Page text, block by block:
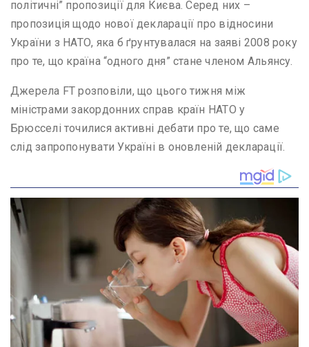
політичні” пропозиції для Києва. Серед них –
пропозиція щодо нової декларації про відносини
України з НАТО, яка б ґрунтувалася на заяві 2008 року
про те, що країна “одного дня” стане членом Альянсу.
Джерела FT розповіли, що цього тижня між
міністрами закордонних справ країн НАТО у
Брюсселі точилися активні дебати про те, що саме
слід запропонувати Україні в оновленій декларації.